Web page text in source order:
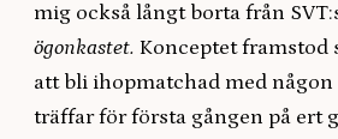
mig också långt borta från
ögonkastet. Konceptet framstod
att bli ihopmatchad med någon
träffar för första gången på ert